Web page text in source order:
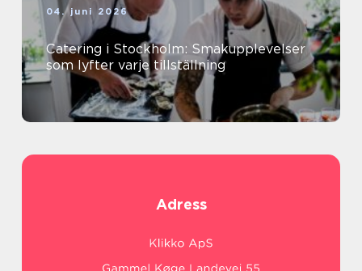
04. juni 2026
Catering i Stockholm: Smakupplevelser
som lyfter varje tillställning
Adress